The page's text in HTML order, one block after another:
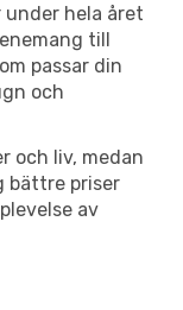
hela året
till
passar din
och
och liv, medan
bättre priser
av